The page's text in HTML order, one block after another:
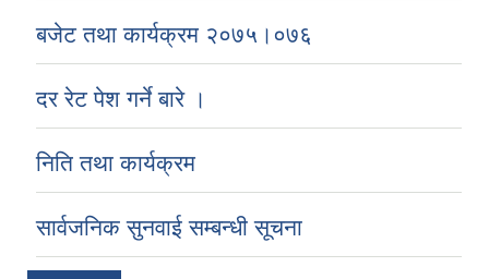
बजेट तथा कार्यक्रम २०७५।०७६
दर रेट पेश गर्ने बारे ।
निति तथा कार्यक्रम
सार्वजनिक सुनवाई सम्बन्धी सूचना